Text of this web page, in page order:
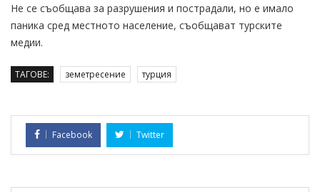
Не се съобщава за разрушения и пострадали, но е имало
паника сред местното население, съобщават турските
медии.
ТАГОВЕ: земетресение турция
Facebook Twitter